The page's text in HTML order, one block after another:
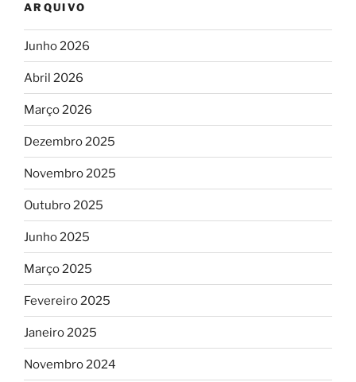
ARQUIVO
Junho 2026
Abril 2026
Março 2026
Dezembro 2025
Novembro 2025
Outubro 2025
Junho 2025
Março 2025
Fevereiro 2025
Janeiro 2025
Novembro 2024